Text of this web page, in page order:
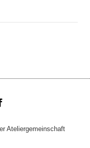
Ateliergemeinschaft